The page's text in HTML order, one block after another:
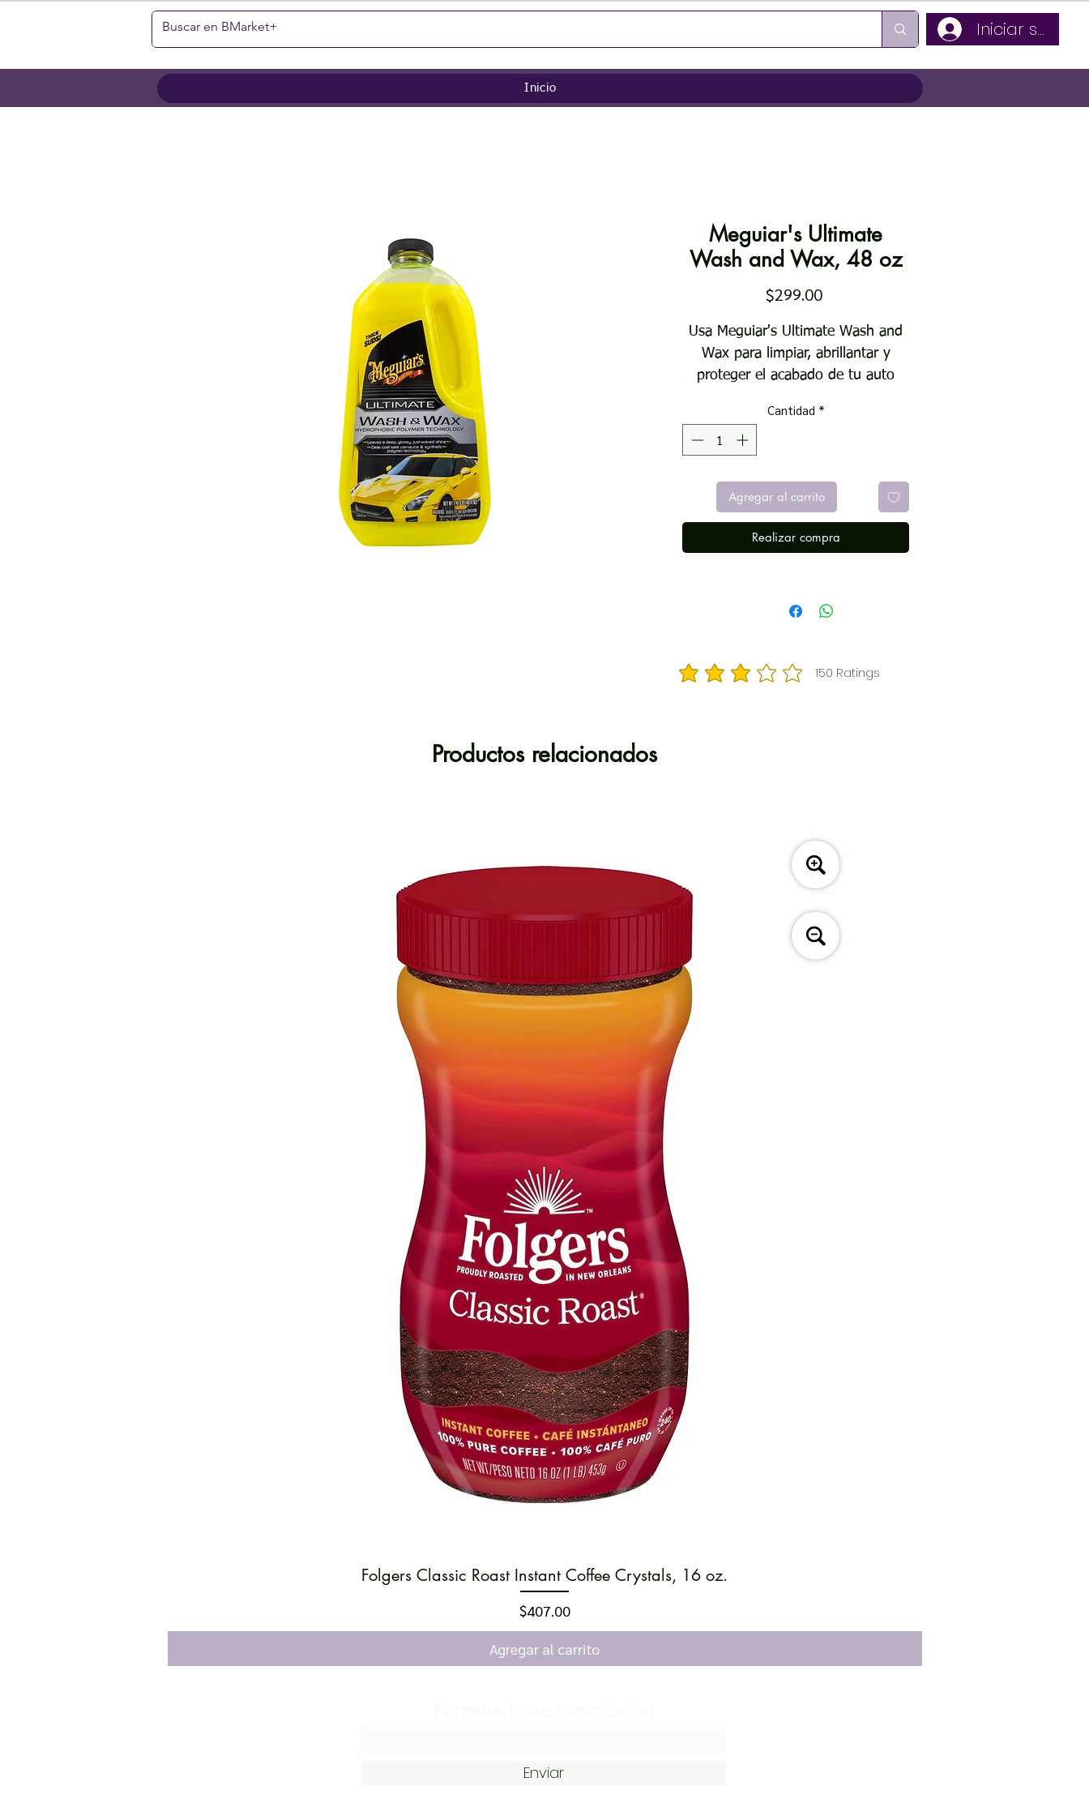
Iniciar sesión
Inicio
Meguiar's Ultimate
Wash and Wax, 48 oz
$299.00Precio
Usa Meguiar's Ultimate Wash and
Wax para limpiar, abrillantar y
proteger el acabado de tu auto
mezcla de cera de carnauba
premium y polímeros sintéticos,
limpia suavemente la pintura y deja
una protección adicional contra la
cera en cada lavado. Su excelente
acción espumosa elimina la
brillante, como recién encerado.
compatible con todos los lavados y
ceras de Meguiar's.
Cantidad *
Agregar al carrito
Realizar compra
Productos relacionados
Vista rápida
Folgers Classic Roast Instant Coffee Crystals, 16 oz.
Precio
$407.00
Agregar al carrito
150 Ratings
la calificación promedio es 3 de 5, basada en 150 votos, Ratings
Enviar